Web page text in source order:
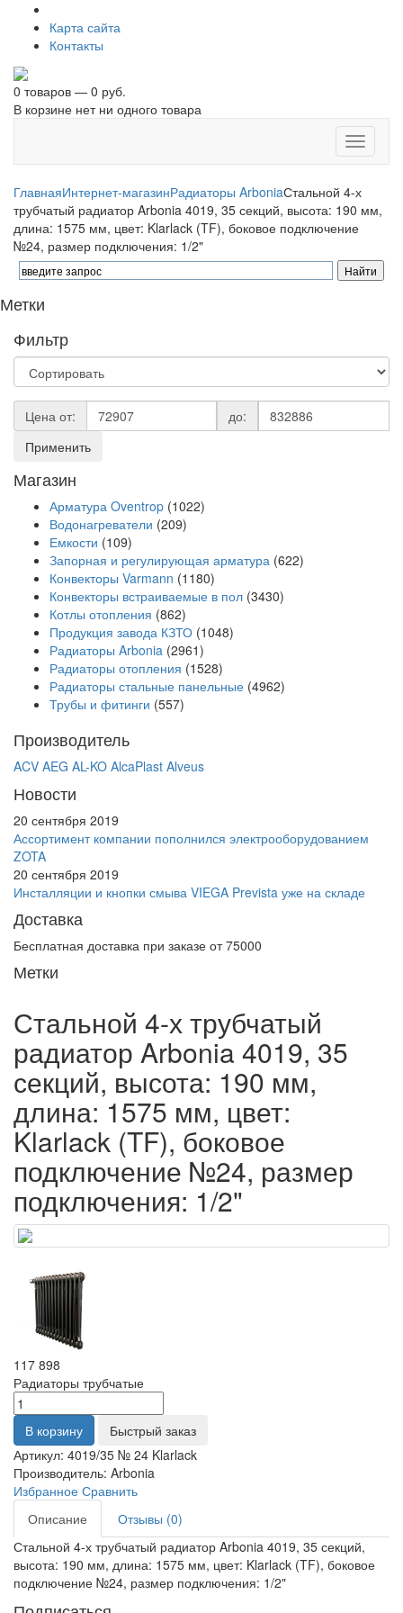
Карта сайта
Контакты
0 товаров — 0 руб.
В корзине нет ни одного товара
Toggle
ГлавнаяИнтернет-магазинРадиаторы ArboniaСтальной 4-х
трубчатый радиатор Arbonia 4019, 35 секций, высота: 190 мм,
длина: 1575 мм, цвет: Klarlack (TF), боковое подключение
№24, размер подключения: 1/2"
Метки
Фильтр
Цена от:
до:
Применить
Магазин
Арматура Oventrop (1022)
Водонагреватели (209)
Емкости (109)
Запорная и регулирующая арматура (622)
Конвекторы Varmann (1180)
Конвекторы встраиваемые в пол (3430)
Котлы отопления (862)
Продукция завода КЗТО (1048)
Радиаторы Arbonia (2961)
Радиаторы отопления (1528)
Радиаторы стальные панельные (4962)
Трубы и фитинги (557)
Производитель
ACV AEG AL-KO AlcaPlast Alveus
Новости
20 сентября 2019
Ассортимент компании пополнился электрооборудованием
ZOTA
20 сентября 2019
Инсталляции и кнопки смыва VIEGA Prevista уже на складе
Доставка
Бесплатная доставка при заказе от 75000
Метки
Стальной 4-х трубчатый
радиатор Arbonia 4019, 35
секций, высота: 190 мм,
длина: 1575 мм, цвет:
Klarlack (TF), боковое
подключение №24, размер
подключения: 1/2"
117 898
Радиаторы трубчатые
В корзину
Быстрый заказ
Артикул: 4019/35 № 24 Klarlack
Производитель: Arbonia
Избранное Сравнить
Описание
Отзывы (0)
Стальной 4-х трубчатый радиатор Arbonia 4019, 35 секций,
высота: 190 мм, длина: 1575 мм, цвет: Klarlack (TF), боковое
подключение №24, размер подключения: 1/2"